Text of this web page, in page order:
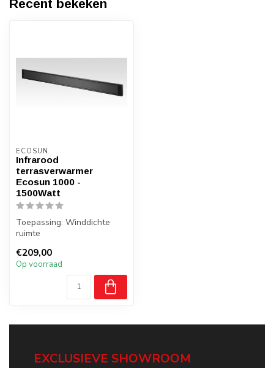
Recent bekeken
ECOSUN
Infrarood
terrasverwarmer
Ecosun 1000 -
1500Watt
Toepassing: Winddichte
ruimte
100Watt p/m2 gemeten bij ...
€209,00
Op voorraad
EXCLUSIEVE SHOWROOM